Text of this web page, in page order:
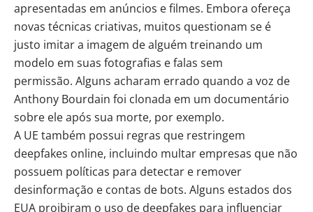
apresentadas em anúncios e filmes. Embora ofereça
novas técnicas criativas, muitos questionam se é
justo imitar a imagem de alguém treinando um
modelo em suas fotografias e falas sem
permissão. Alguns acharam errado quando a voz de
Anthony Bourdain foi clonada em um documentário
sobre ele após sua morte, por exemplo.
A UE também possui regras que restringem
deepfakes online, incluindo multar empresas que não
possuem políticas para detectar e remover
desinformação e contas de bots. Alguns estados dos
EUA proibiram o uso de deepfakes para influenciar